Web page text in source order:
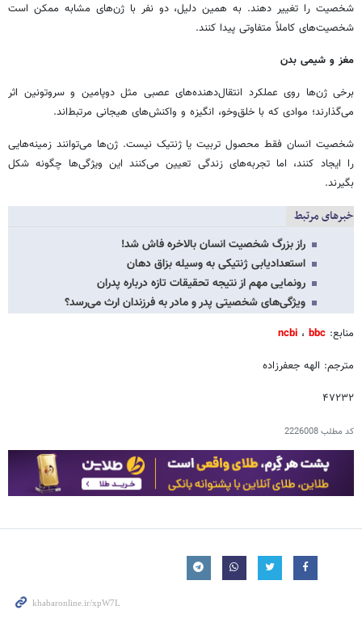
شخصیت را تغییر دهند. به همین دلیل، دو نفر با ژن‌های مشابه ممکن است
شخصیت‌های کاملاً متفاوتی پیدا کنند.
مغز و شیمی بدن
برخی ژن‌ها روی عملکرد انتقال‌دهنده‌های عصبی مثل دوپامین و سروتونین اثر
می‌گذارند؛ موادی که با خلق‌وخو، انگیزه و واکنش‌های هیجانی مرتبط‌اند.
شخصیت انسان فقط محصول تربیت یا ژنتیک نیست. ژن‌ها می‌توانند زمینه‌هایی
را ایجاد کنند، اما تجربه‌های زندگی تعیین می‌کنند این ویژگی‌ها چگونه شکل
بگیرند.
خبرهای مرتبط
راز بزرگ شخصیت انسان بالاخره فاش شد!
استعدادیابی ژنتیکی به وسیله بزاق دهان
رونمایی مهم از نتیجه تحقیقات تازه درباره پدران
ویژگی‌های شخصیتی پدر و مادر به فرزندان ارث می‌رسد؟
منابع: ncbi ، bbc
مترجم: الهه جعفرزاده
۴۷۲۳۲
کد مطلب2226008